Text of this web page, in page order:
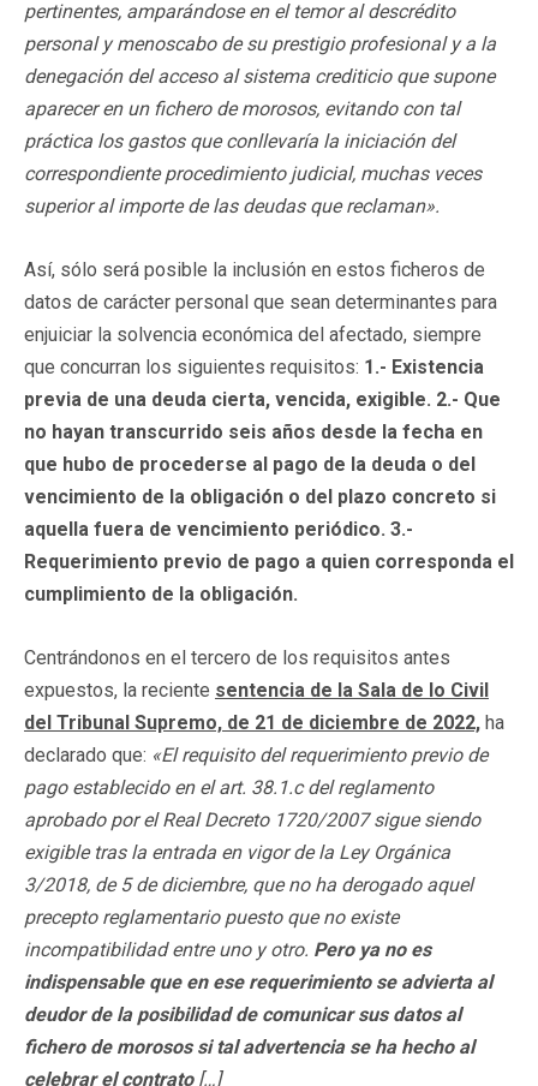
pertinentes, amparándose en el temor al descrédito
personal y menoscabo de su prestigio profesional y a la
denegación del acceso al sistema crediticio que supone
aparecer en un fichero de morosos, evitando con tal
práctica los gastos que conllevaría la iniciación del
correspondiente procedimiento judicial, muchas veces
superior al importe de las deudas que reclaman».
Así, sólo será posible la inclusión en estos ficheros de
datos de carácter personal que sean determinantes para
enjuiciar la solvencia económica del afectado, siempre
que concurran los siguientes requisitos: 1.- Existencia
previa de una deuda cierta, vencida, exigible. 2.- Que
no hayan transcurrido seis años desde la fecha en
que hubo de procederse al pago de la deuda o del
vencimiento de la obligación o del plazo concreto si
aquella fuera de vencimiento periódico. 3.-
Requerimiento previo de pago a quien corresponda el
cumplimiento de la obligación.
Centrándonos en el tercero de los requisitos antes
expuestos, la reciente sentencia de la Sala de lo Civil
del Tribunal Supremo, de 21 de diciembre de 2022, ha
declarado que: «El requisito del requerimiento previo de
pago establecido en el art. 38.1.c del reglamento
aprobado por el Real Decreto 1720/2007 sigue siendo
exigible tras la entrada en vigor de la Ley Orgánica
3/2018, de 5 de diciembre, que no ha derogado aquel
precepto reglamentario puesto que no existe
incompatibilidad entre uno y otro. Pero ya no es
indispensable que en ese requerimiento se advierta al
deudor de la posibilidad de comunicar sus datos al
fichero de morosos si tal advertencia se ha hecho al
celebrar el contrato[…]